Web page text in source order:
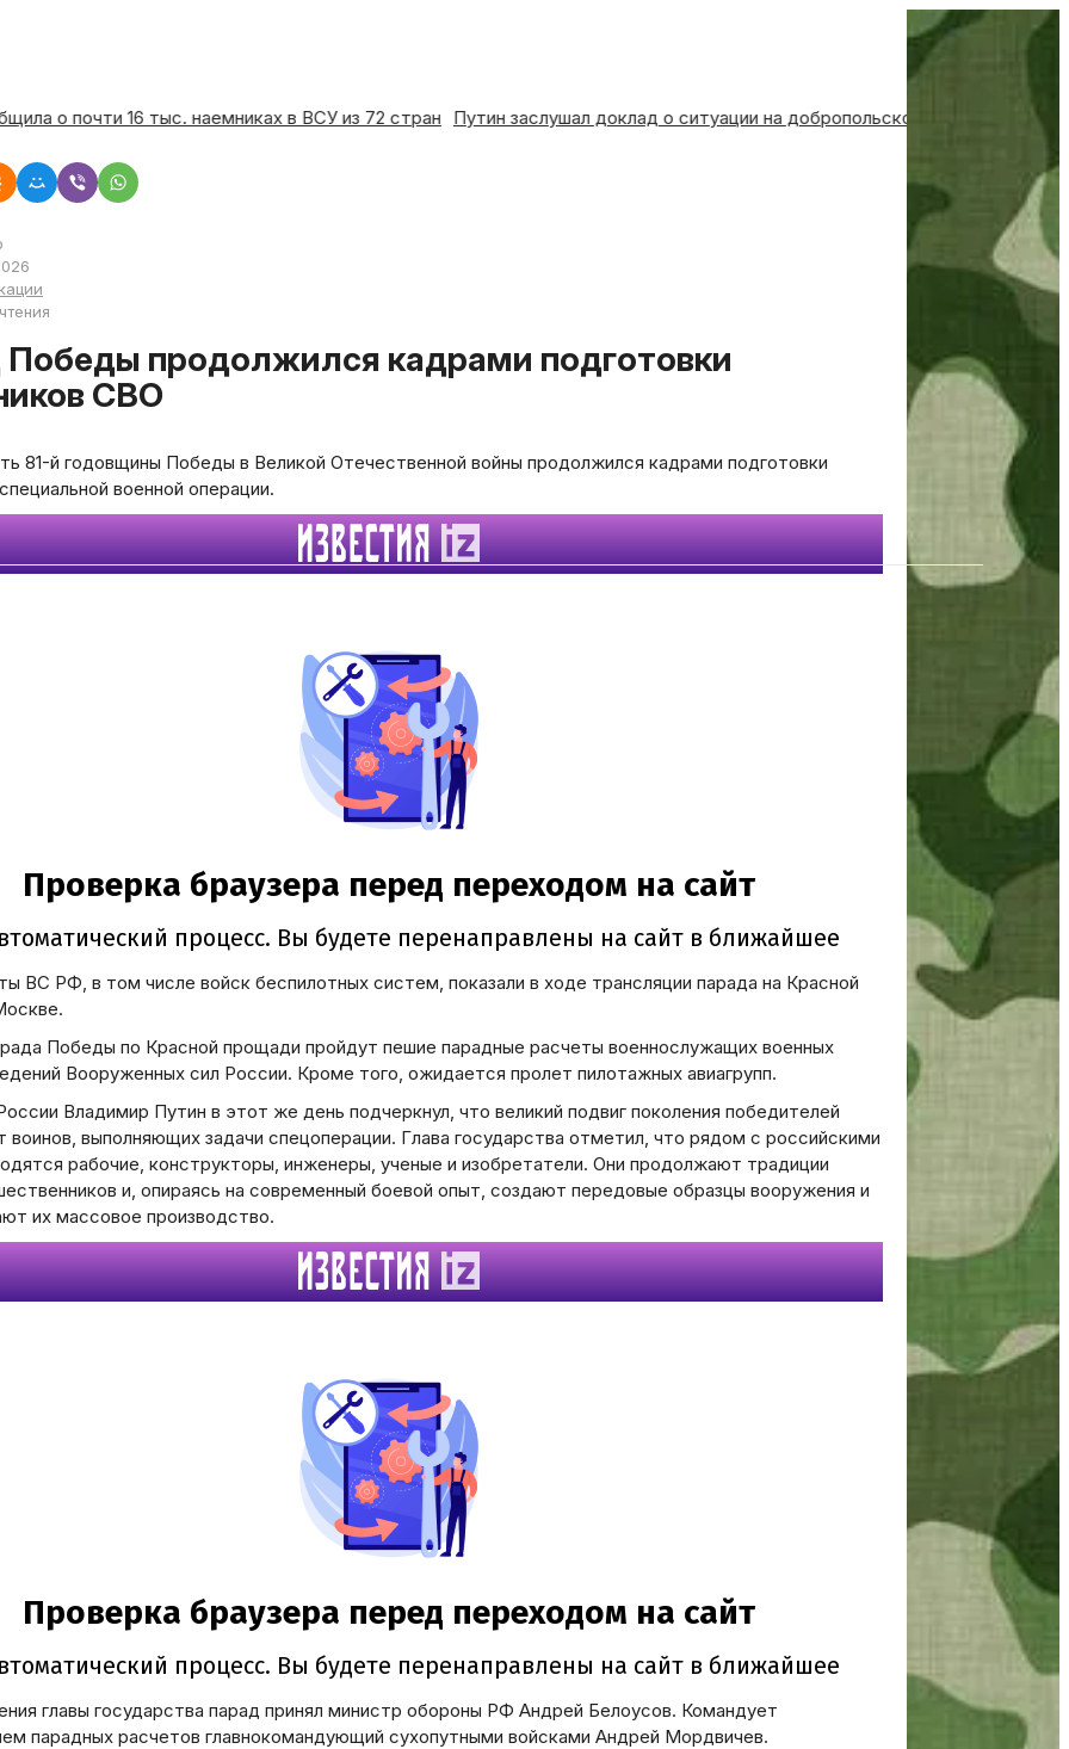
о почти 16 тыс. наемниках в ВСУ из 72 стран Путин заслушал доклад о ситуации на добропольском
СВО
81-й годовщины Победы в Великой Отечественной войны продолжился кадрами подготовки
военной операции.
ВС РФ, в том числе войск беспилотных систем, показали в ходе трансляции парада на Красной
Победы по Красной прощади пройдут пешие парадные расчеты военнослужащих военных
Вооруженных сил России. Кроме того, ожидается пролет пилотажных авиагрупп.
Владимир Путин в этот же день подчеркнул, что великий подвиг поколения победителей
воинов, выполняющих задачи спецоперации. Глава государства отметил, что рядом с российскими
рабочие, конструкторы, инженеры, ученые и изобретатели. Они продолжают традиции
и, опираясь на современный боевой опыт, создают передовые образцы вооружения и
их массовое производство.
главы государства парад принял министр обороны РФ Андрей Белоусов. Командует
парадных расчетов главнокомандующий сухопутными войсками Андрей Мордвичев.
Вс
2
9
16